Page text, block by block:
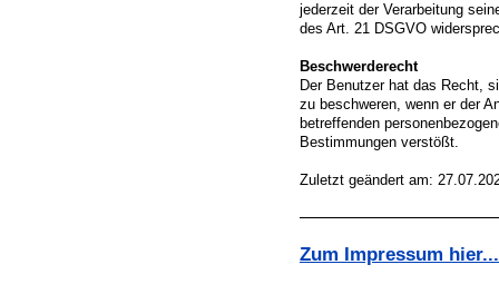
jederzeit der Verarbeitung
des Art. 21 DSGVO
Beschwerderecht
Der Benutzer hat das Recht,
zu beschweren, wenn er der
betreffenden
Bestimmungen verstößt.
Zuletzt geändert am:
Zum Impressum